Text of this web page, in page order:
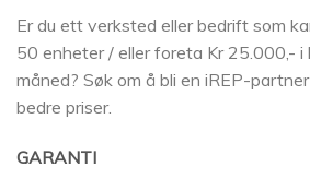
Er du ett verksted eller bedrift som
50 enheter / eller foreta Kr 25.000,- i
måned? Søk om å bli en iREP-
bedre priser.
GARANTI